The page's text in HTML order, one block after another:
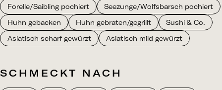
Forelle/Saibling pochiert
Seezunge/Wolfsbarsch pochiert
Huhn gebacken
Huhn gebraten/gegrillt
Sushi & Co.
Asiatisch scharf gewürzt
Asiatisch mild gewürzt
SCHMECKT NACH